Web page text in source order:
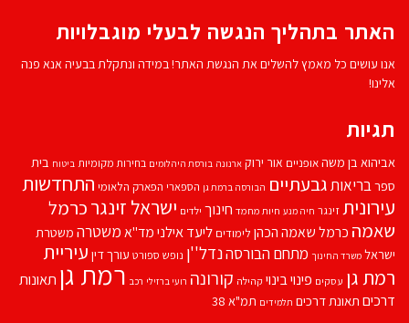
האתר בתהליך הנגשה לבעלי מוגבלויות
אנו עושים כל מאמץ להשלים את הנגשת האתר! במידה ונתקלת בבעיה אנא פנה
אלינו!
תגיות
אביהוא בן משהאופניים אור ירוק ארנונה בורסת היהלומים בחירות מקומיות ביטוח בית
ספרבריאותגבעתיים הבורסה ברמת גן הספארי הפארק הלאומי התחדשות
עירוניתזינגר חיה מנע חיות מחמד חינוך ילדים ישראל זינגרכרמל
שאמה כרמל שאמה הכהן לימודים ליעד אילנימד''אמשטרה משטרת
ישראל משרד החינוך מתחם הבורסהנדל''ן נופש ספורט עורך דין עיריית
רמת גן עסקים פינוי בינוי קהילה קורונה רועי ברזילי רכב רמת גן תאונות
דרכים תאונת דרכים תלמידים תמ"א 38